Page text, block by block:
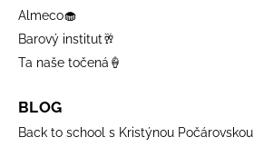
Almeco🧁
Barový institut🥂
Ta naše točená🍦
BLOG
Back to school s Kristýnou Počárovskou